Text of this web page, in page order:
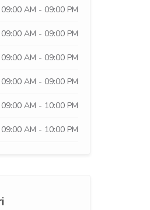
09:00 AM - 09:00 PM
09:00 AM - 09:00 PM
09:00 AM - 09:00 PM
09:00 AM - 09:00 PM
09:00 AM - 10:00 PM
09:00 AM - 10:00 PM